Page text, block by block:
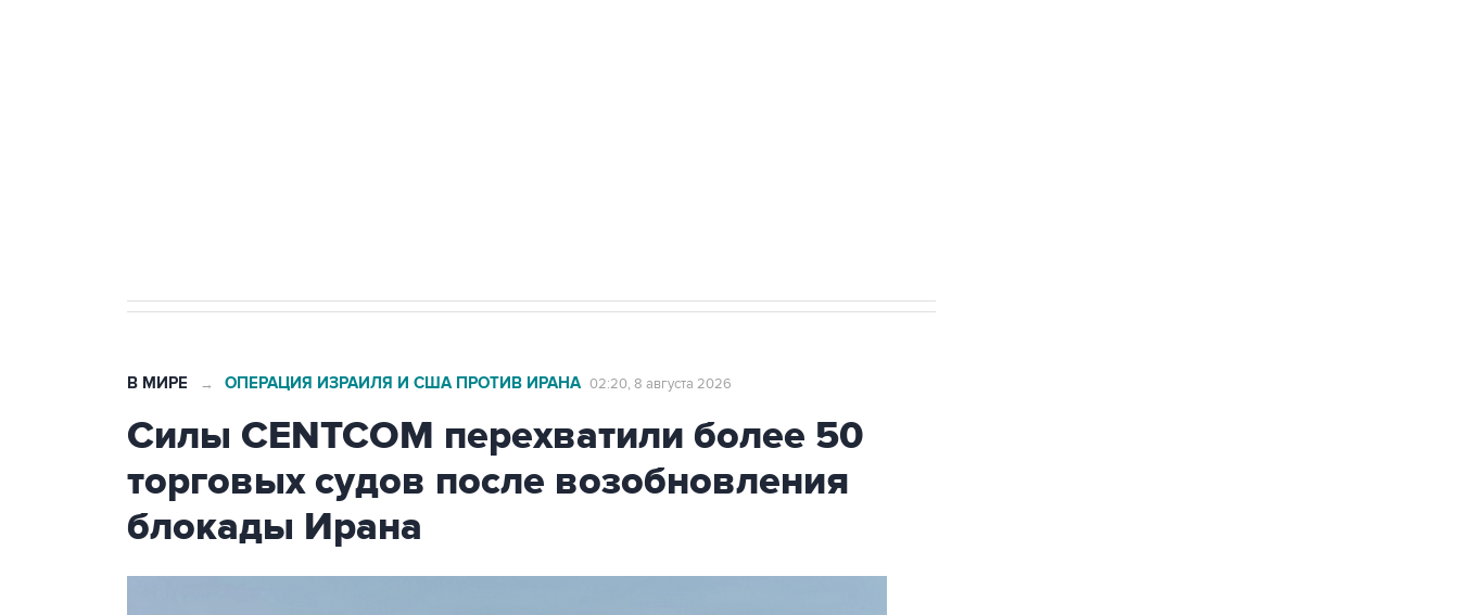
В МИРЕ → ОПЕРАЦИЯ ИЗРАИЛЯ И США ПРОТИВ ИРАНА 02:20, 8 августа 2026
Силы CENTCOM перехватили более 50
торговых судов после возобновления
блокады Ирана